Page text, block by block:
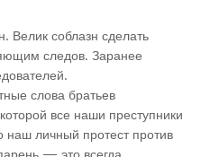
Велик соблазн сделать
следов. Заранее
слова братьев
все наши преступники
личный протест против
— это всегда